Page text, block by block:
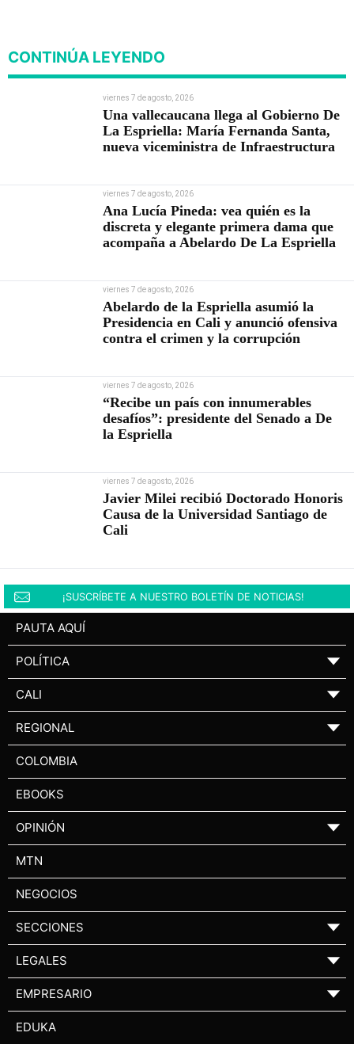
CONTINÚA LEYENDO
viernes 7 de agosto, 2026
Una vallecaucana llega al Gobierno De
La Espriella: María Fernanda Santa,
nueva viceministra de Infraestructura
viernes 7 de agosto, 2026
Ana Lucía Pineda: vea quién es la
discreta y elegante primera dama que
acompaña a Abelardo De La Espriella
viernes 7 de agosto, 2026
Abelardo de la Espriella asumió la
Presidencia en Cali y anunció ofensiva
contra el crimen y la corrupción
viernes 7 de agosto, 2026
“Recibe un país con innumerables
desafíos”: presidente del Senado a De
la Espriella
viernes 7 de agosto, 2026
Javier Milei recibió Doctorado Honoris
Causa de la Universidad Santiago de
Cali
¡SUSCRÍBETE A NUESTRO BOLETÍN DE NOTICIAS!
PAUTA AQUÍ
POLÍTICA ▼
CALI ▼
REGIONAL ▼
COLOMBIA
EBOOKS
OPINIÓN ▼
MTN
NEGOCIOS
SECCIONES ▼
LEGALES ▼
EMPRESARIO ▼
EDUKA